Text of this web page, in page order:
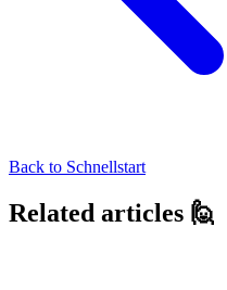
Back to Schnellstart
Related articles 🙋